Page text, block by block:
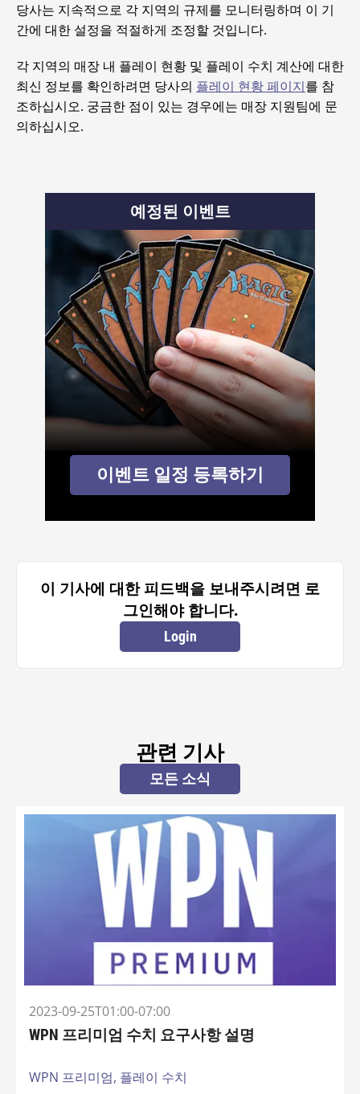
당사는 지속적으로 각 지역의 규제를 모니터링하며 이 기
간에 대한 설정을 적절하게 조정할 것입니다.
각 지역의 매장 내 플레이 현황 및 플레이 수치 계산에 대한
최신 정보를 확인하려면 당사의 플레이 현황 페이지를 참
조하십시오. 궁금한 점이 있는 경우에는 매장 지원팀에 문
의하십시오.
예정된 이벤트
이벤트 일정 등록하기
이 기사에 대한 피드백을 보내주시려면 로
그인해야 합니다.
Login
관련 기사
모든 소식
2023-09-25T01:00-07:00
WPN 프리미엄 수치 요구사항 설명
WPN 프리미엄, 플레이 수치